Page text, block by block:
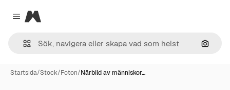
Close menu
Magnific
Sök
Startsida/Stock/Foton/Närbild av människor…